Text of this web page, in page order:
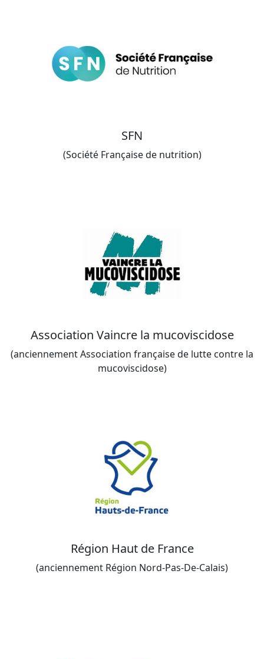
SFN
(Société Française de nutrition)
Association Vaincre la mucoviscidose
(anciennement Association française de lutte contre la
mucoviscidose)
Région Haut de France
(anciennement Région Nord-Pas-De-Calais)